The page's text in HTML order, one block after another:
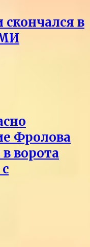
в
Фролова
ворота